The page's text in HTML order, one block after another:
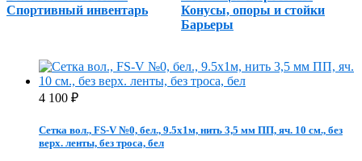
Спортивный инвентарь
Конусы, опоры и стойки
Барьеры
4 100 ₽
Сетка вол., FS-V №0, бел., 9.5х1м, нить 3,5 мм ПП, яч. 10 см., без
верх. ленты, без троса, бел